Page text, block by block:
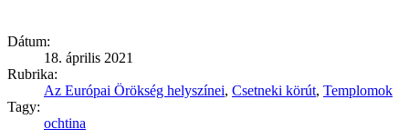
Dátum:
18. április 2021
Rubrika:
Az Európai Örökség helyszínei, Csetneki körút, Templomok
Tagy:
ochtina